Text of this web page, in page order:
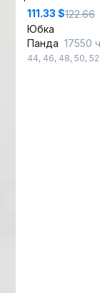
111.33 $122.66
Юбка
Панда 17550
44, 46, 48, 50, 52